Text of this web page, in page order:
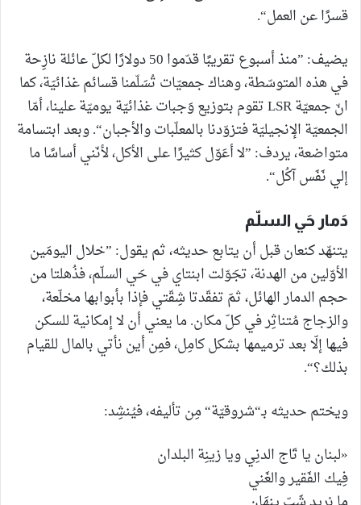
قسرًا عن العمل“.
يضيف: ”منذ أسبوع تقريبًا قدّموا 50 دولارًا لكلّ عائلة نازِحة
في هذه المتوسّطة، وهناك جمعيّات تُسَلّمنا قسائم غذائيّة، كما
انّ جمعيّة LSR تقوم بتوزيع وَجبات غذائيّة يوميّة علينا، أمّا
الجمعيّة الإنجيليّة فتزوّدنا بالمعلّبات والأجبان“. وبعد ابتسامة
متواضعة، يردف: ”لا أعَوّل كثيرًا على الأكل، لأنّني أساسًا ما
إلي نَفَس آكُل“.
دَمار حَي السلّم
يتنهّد كنعان قبل أن يتابع حديثه، ثم يقول: ”خلال اليومَين
الأوّلين من الهدنة، تجَوّلت ابنتاي في حَي السلّم، فذُهلتا من
حجم الدمار الهائل، ثمّ تفقّدتا شِقّتي فإذا بأبوابها مخلّعة،
والزجاج مُتناثِر في كلّ مكان. ما يعني أن لا إمكانية للسكن
فيها إلّا بعد ترميمها بشكل كامِل، فمِن أين نأتي بالمال للقيام
بذلك؟“.
ويختم حديثه بـ“شروقيّة“ مِن تأليفه، فيُنشِد:
«لبنان يا تَاج الدنِي ويا زينِة البلدان
فِيك الفَقير والغَني